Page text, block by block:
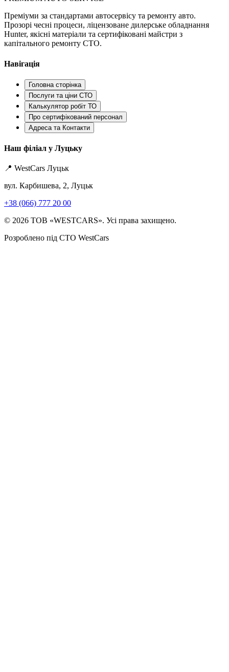
Преміуми за стандартами автосервісу та ремонту авто.
Прозорі чесні процеси, ліцензоване дилерське обладнання
Hunter, якісні матеріали та сертифіковані майстри з
капітального ремонту СТО.
Навігація
Головна сторінка
Послуги та ціни СТО
Калькулятор робіт ТО
Про сертифікований персонал
Адреса та Контакти
Наш філіал у Луцьку
📍 WestCars Луцьк
вул. Карбишева, 2, Луцьк
+38 (066) 777 20 00
© 2026 ТОВ «WESTCARS». Усі права захищено.
Розроблено під СТО WestCars